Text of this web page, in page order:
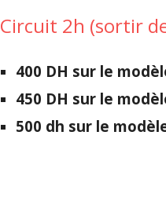
Circuit 2h (sortir
400 DH sur le
450 DH sur le
500 dh sur le